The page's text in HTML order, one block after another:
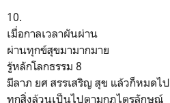
10.
เมื่อกาลเวลาผันผ่าน
ผ่านทุกข์สุขมามากมาย
รู้หลักโลกธรรม 8
มีลาภ ยศ สรรเสริญ สุข แล้วก็หมดไป
ทุกสิ่งล้วนเป็นไปตามกฎไตรลักษณ์